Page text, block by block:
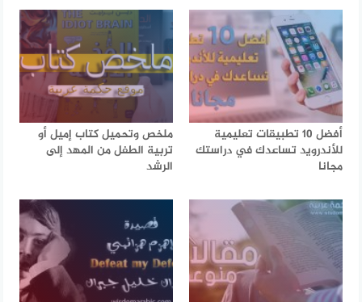
أفضل 10 تطبيقات تعليمية
للأندرويد تساعدك في دراستك
مجانا
ملخص وتحميل كتاب إميل أو
تربية الطفل من المهد إلى
الرشد